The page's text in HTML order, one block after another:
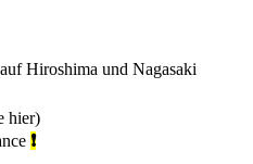
Hiroshima und Nagasaki
hier)
❗